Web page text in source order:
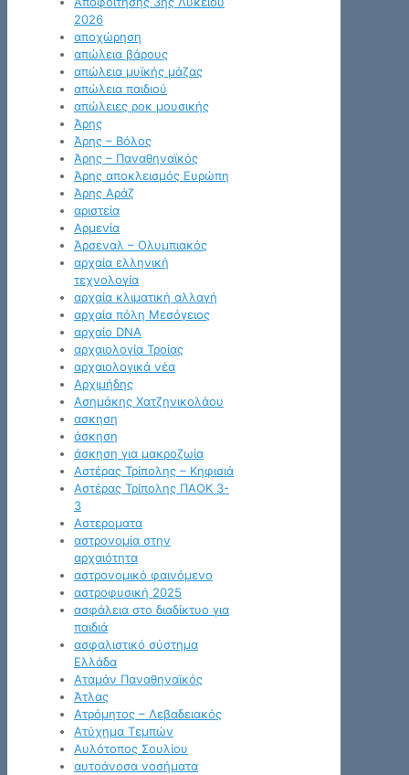
2026
αποχώρηση
απώλεια βάρους
απώλεια μυϊκής μάζας
απώλεια παιδιού
απώλειες ροκ μουσικής
Άρης
Άρης – Βόλος
Άρης – Παναθηναϊκός
Άρης αποκλεισμός Ευρώπη
Άρης Αράζ
αριστεία
Αρμενία
Άρσεναλ – Ολυμπιακός
αρχαία ελληνική
τεχνολογία
αρχαία κλιματική αλλαγή
αρχαία πόλη Μεσόγειος
αρχαίο DNA
αρχαιολογία Τροίας
αρχαιολογικά νέα
Αρχιμήδης
Ασημάκης Χατζηνικολάου
ασκηση
άσκηση
άσκηση για μακροζωία
Αστέρας Τρίπολης – Κηφισιά
Αστέρας Τρίπολης ΠΑΟΚ 3-
3
Αστεροματα
αστρονομία στην
αρχαιότητα
αστρονομικό φαινόμενο
αστροφυσική 2025
ασφάλεια στο διαδίκτυο για
παιδιά
ασφαλιστικό σύστημα
Ελλάδα
Αταμάν Παναθηναϊκός
Άτλας
Ατρόμητος – Λεβαδειακός
Ατύχημα Τεμπών
Αυλότοπος Σουλίου
αυτοάνοσα νοσήματα